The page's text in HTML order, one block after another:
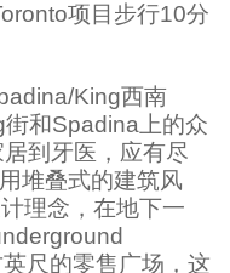
项目步行10分
King西南
和Spadina上的众
到牙医，应有尽
堆叠式的建筑风
理念，在地下一
尺的零售广场，这